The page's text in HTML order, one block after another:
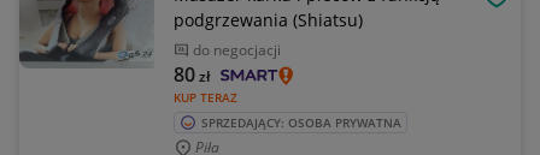
podgrzewania (Shiatsu)
do negocjacji
KUP TERAZ
80zł
SPRZEDAJĄCY: OSOBA PRYWATNA
Piła